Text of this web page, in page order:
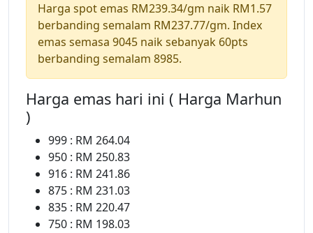
Harga spot emas RM239.34/gm naik RM1.57
berbanding semalam RM237.77/gm. Index
emas semasa 9045 naik sebanyak 60pts
berbanding semalam 8985.
Harga emas hari ini ( Harga Marhun
)
999 : RM 264.04
950 : RM 250.83
916 : RM 241.86
875 : RM 231.03
835 : RM 220.47
750 : RM 198.03